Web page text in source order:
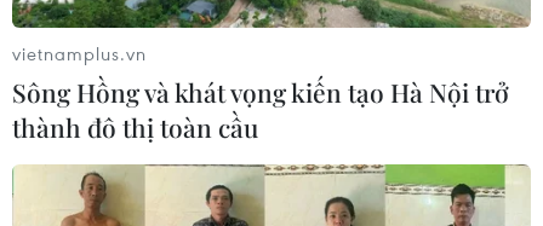
CƠ QUAN CHỦ QUẢN: THÔNG TẤN XÃ VIỆT NAM
Phó Tổng Biên tập: NGUYỄN THỊ TÁM, KHÚC THANH
vietnamplus.vn
Sông Hồng và khát vọng kiến tạo Hà Nội trở
thành đô thị toàn cầu